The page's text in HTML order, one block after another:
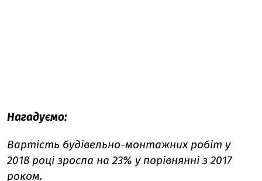
Нагадуємо:
Вартість будівельно-монтажних робіт у
2018 році зросла на 23% у порівнянні з 2017
роком.